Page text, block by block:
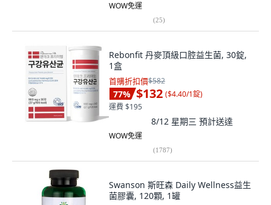
WOW免運
(25)
Rebonfit 丹麥頂級口腔益生菌, 30錠,
1盒
首購折扣價$582
77% $132 ($4.40/1錠)
運費 $195
8/12 星期三 預計送達
WOW免運
(1787)
Swanson 斯旺森 Daily Wellness益生
菌膠囊, 120顆, 1罐